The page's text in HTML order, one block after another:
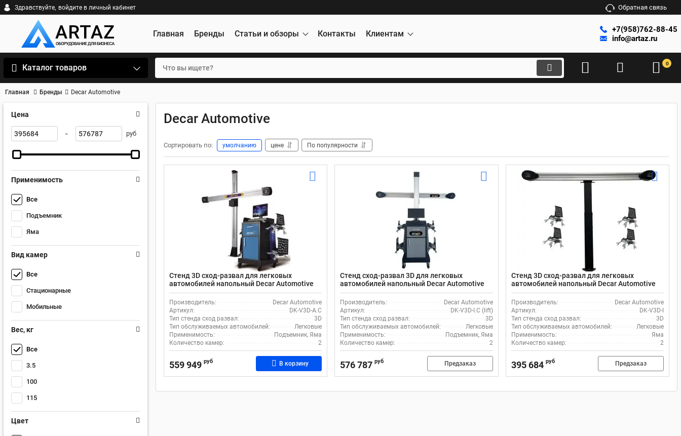
Здравствуйте, войдите в личный кабинет Обратная связь
Главная Бренды Статьи и обзоры Контакты Клиентам
+7(958)762-88-45
info@artaz.ru
Каталог товаров 0
Главная Бренды Decar Automotive
Цена
- руб
Применимость
Все
Подъемник
Яма
Вид камер
Все
Стационарные
Мобильные
Вес, кг
Все
3.5
100
115
Цвет
Decar Automotive
Сортировать по: умолчанию цене По популярности
Стенд 3D сход-развал для легковых
автомобилей напольный Decar Automotive
DK-V3D-A.C
Производитель:
Decar Automotive
Артикул:
DK-V3D-A.C
Тип стенда сход развал:
3D
Тип обслуживаемых автомобилей:
Легковые
Применимость:
Подъемник, Яма
Количество камер:
2
559 949 руб В корзину
Стенд сход-развал 3D для легковых
автомобилей напольный Decar Automotive
DK-V3D-I.C (lift)
Производитель:
Decar Automotive
Артикул:
DK-V3D-I.C (lift)
Тип стенда сход развал:
3D
Тип обслуживаемых автомобилей:
Легковые
Применимость:
Подъемник, Яма
Количество камер:
2
576 787 руб Предзаказ
Стенд 3D сход-развал для легковых
автомобилей напольный Decar Automotive
DK-V3D-I
Производитель:
Decar Automotive
Артикул:
DK-V3D-I
Тип стенда сход развал:
3D
Тип обслуживаемых автомобилей:
Легковые
Применимость:
Яма
Количество камер:
2
395 684 руб Предзаказ